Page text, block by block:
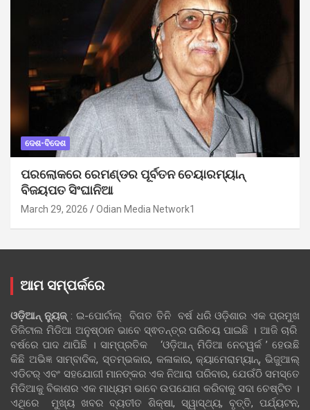
ଦେଶ-ବିଦେଶ
ପରଲୋକରେ ରେମଣ୍ଡର ପୂର୍ବତନ ଚେୟାରମ୍ୟାନ୍
ବିଜୟପତ ସିଂଘାନିଆ
March 29, 2026 Odian Media Network1
ଆମ ସମ୍ପର୍କରେ
ଓଡ଼ିଆନ୍‍ ନ୍ୟୁଜ୍‍: ଇ-ପୋର୍ଟାଲ୍ ବିଗତ ତିନି ବର୍ଷ ଧରି ଓଡ଼ିଶାର ଏକ ପ୍ରମୁଖ
ଡିଜିଟାଲ ମିଡିଆ ଅନୁଷ୍ଠାନ ଭାବେ ସ୍ଵତନ୍ତ୍ର ପରିଚୟ ପାଇଛି । ଆଜି ଚାରି
ବର୍ଷରେ ପାଦ ଥାପିଛି । ସାମ୍ପ୍ରତିକ ‘ଓଡ଼ିଆନ୍‍ ମିଡିଆ ନେଟୱର୍କ ’ ହେଉଛି
କିଛି ଅଭିଜ୍ଞ ସାମ୍ବାଦିକ, ସ୍ତମ୍ଭକାର, କଳାକାର, କ୍ୟାମେରାମ୍ୟାନ୍, ଭିଜୁଆଲ୍
ଏଡିଟର୍ ଏବଂ ସହଯୋଗୀ ମାନଙ୍କର ଏକ ନିଆରା ପରିବାର, ଯେଉଁଠି ସମସ୍ତେ
ମିଡିଆକୁ ବିକାଶର ଏକ ମାଧ୍ୟମ ଭାବେ ଉପଯୋଗ କରିବାକୁ ସଦା ଚେଷ୍ଟିତ ।
ଏଥିରେ ମୁଖ୍ୟ ଖବର ବ୍ୟତୀତ ଶିକ୍ଷା, ସ୍ୱାସ୍ଥ୍ୟ, ବୃତ୍ତି, ପର୍ଯ୍ୟଟନ,